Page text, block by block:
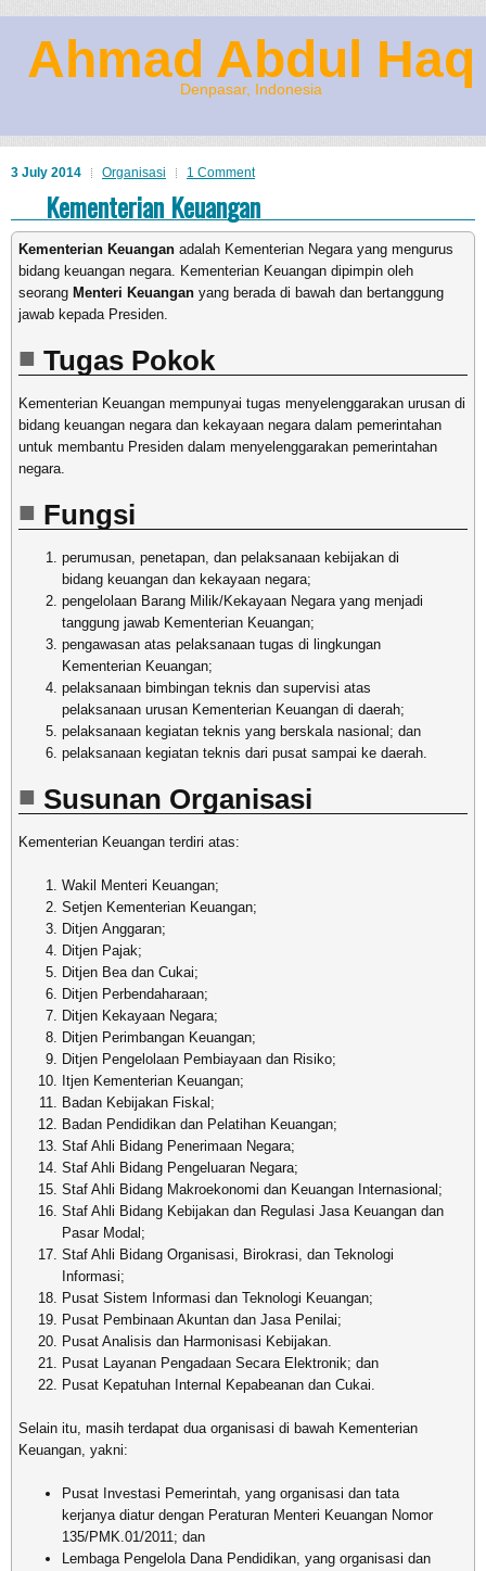
Ahmad Abdul Haq
Denpasar, Indonesia
3 July 2014 Organisasi 1 Comment
Kementerian Keuangan
Kementerian Keuangan adalah Kementerian Negara yang mengurus
bidang keuangan negara. Kementerian Keuangan dipimpin oleh
seorang Menteri Keuangan yang berada di bawah dan bertanggung
jawab kepada Presiden.
Tugas Pokok
Kementerian Keuangan mempunyai tugas menyelenggarakan urusan di
bidang keuangan negara dan kekayaan negara dalam pemerintahan
untuk membantu Presiden dalam menyelenggarakan pemerintahan
negara.
Fungsi
perumusan, penetapan, dan pelaksanaan kebijakan di
bidang keuangan dan kekayaan negara;
pengelolaan Barang Milik/Kekayaan Negara yang menjadi
tanggung jawab Kementerian Keuangan;
pengawasan atas pelaksanaan tugas di lingkungan
Kementerian Keuangan;
pelaksanaan bimbingan teknis dan supervisi atas
pelaksanaan urusan Kementerian Keuangan di daerah;
pelaksanaan kegiatan teknis yang berskala nasional; dan
pelaksanaan kegiatan teknis dari pusat sampai ke daerah.
Susunan Organisasi
Kementerian Keuangan terdiri atas:
Wakil Menteri Keuangan;
Setjen Kementerian Keuangan;
Ditjen Anggaran;
Ditjen Pajak;
Ditjen Bea dan Cukai;
Ditjen Perbendaharaan;
Ditjen Kekayaan Negara;
Ditjen Perimbangan Keuangan;
Ditjen Pengelolaan Pembiayaan dan Risiko;
Itjen Kementerian Keuangan;
Badan Kebijakan Fiskal;
Badan Pendidikan dan Pelatihan Keuangan;
Staf Ahli Bidang Penerimaan Negara;
Staf Ahli Bidang Pengeluaran Negara;
Staf Ahli Bidang Makroekonomi dan Keuangan Internasional;
Staf Ahli Bidang Kebijakan dan Regulasi Jasa Keuangan dan
Pasar Modal;
Staf Ahli Bidang Organisasi, Birokrasi, dan Teknologi
Informasi;
Pusat Sistem Informasi dan Teknologi Keuangan;
Pusat Pembinaan Akuntan dan Jasa Penilai;
Pusat Analisis dan Harmonisasi Kebijakan.
Pusat Layanan Pengadaan Secara Elektronik; dan
Pusat Kepatuhan Internal Kepabeanan dan Cukai.
Selain itu, masih terdapat dua organisasi di bawah Kementerian
Keuangan, yakni:
Pusat Investasi Pemerintah, yang organisasi dan tata
kerjanya diatur dengan Peraturan Menteri Keuangan Nomor
135/PMK.01/2011; dan
Lembaga Pengelola Dana Pendidikan, yang organisasi dan